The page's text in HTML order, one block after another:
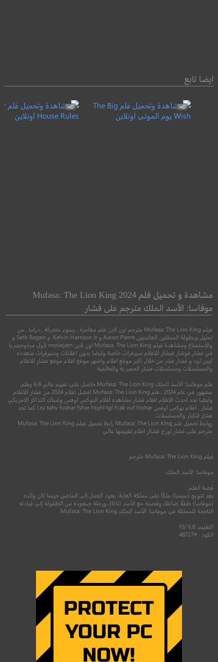
ايضا تابع
يوم الموتى
4.5
7.4
مشاهدة و تحميل فلم Mufasa: The Lion King 2024
موفاسا: الأسد الملك مترجم على فشار
فيلم Mufasa: The Lion King مترجم اون لاين فلم مغامرة , رسوم متحركة , دراما , من
تمثيل وبطولة الممثلين العالميين Aaron Pierre و Kelvin Harrison Jr. و Seth Rogen و
والإستمتاع ومشاهدة فيلم Mufasa: The Lion King اون لاين motarjam لأول مرةوحصريا
في فشار فوشار فيشار للافلام سيرفرات خاصة وايضا بدون اعلانات وسيرفرات متعدده
اوبن لود و فشار فشر من خلال اكبر موقع افلام واشهر موقع افلام موقع فشار للافلام
والمسلسلات ومسلسلات فشار الحصرية والعالمية
فلم موفاسا: الأسد الملك Mufasa: The Lion King حاصل على تقييم عالي 6.8 وفلم
مشهور في عام 2024 , فلم Mufasa: The Lion King افضل افلام 2024 من فشار للافلام
وايضا تجد احدث الافلام افلام فشار مشاهده افلام البوكس اوفس وشباك التذاكر الامريكي
فشار , افلام بوكس اوفس l,ru tahv fushar fshar htghl tgl h;ak vuf foshar كما تجد
فشار للكبار والمسلسلات
روابط تحميل فلم Mufasa: The Lion King رابط تحميل فيلم Mufasa: The Lion King
مترجم على فشار اورج فشاار افلام تقييمها عالي
فيلم Mufasa: The Lion King مترجم
موفاسا: الأسد الملك
قصة الفلم :
بعد تتويج (سيمبا) ملكًا على مملكة الغابة، يعود العمل إلى الماضي حينما كان والده
(موفاسا) طفلًا ضائعًا، وقصته مع الأسد (تاكا)، ورحلة صعوده من الطفولة إلى قيادته
الناجحة للمملكة في موفاسا: الأسد الملك Mufasa: The Lion King
التقييم: 6.8 /10
الكود : #48727